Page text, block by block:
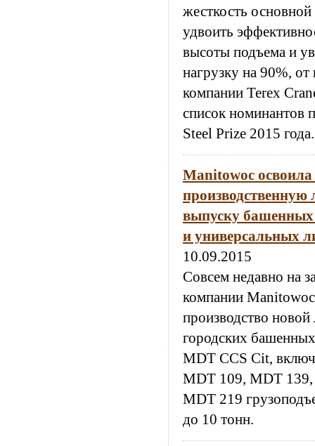
жесткость основной
удвоить
высоты подъема и
нагрузку на 90%,
компании Terex
список номинантов
Steel Prize 2015 года.
Manitowoc
выпуску
и универсальных
10.09.2015
Совсем недавно на
компании
производство новой
городских
MDT CCS Cit,
MDT 109, MDT
MDT 219
до 10 тонн.